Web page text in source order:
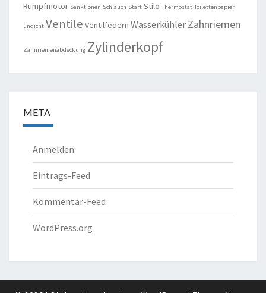
Rumpfmotor Sanktionen Schlauch Start Stilo Thermostat Toilettenpapier
undicht Ventile Ventilfedern Wasserkühler Zahnriemen
Zahnriemenabdeckung Zylinderkopf
META
Anmelden
Eintrags-Feed
Kommentar-Feed
WordPress.org